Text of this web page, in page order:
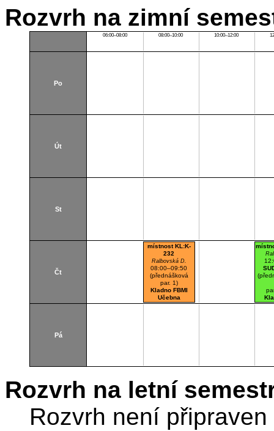
Rozvrh na zimní
06:00–08:00 08:00–10:00 10:00–12:00
Po
Út
St
Čt
místnost KL:K-
232
Ralbovská D.
08:00–09:50
(přednášková
par. 1)
Kladno FBMI
Učebna
Pá
Rozvrh na letní
Rozvrh není připraven